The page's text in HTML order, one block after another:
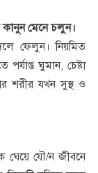
মেনে চলুন।
ফেলুন। নিয়মিত
ঘুমান, চেষ্টা
শরীর যখন সুস্থ ও
ঘেয়ে যৌ/ন জীবনে